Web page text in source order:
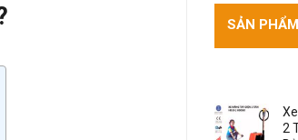
SẢN
2